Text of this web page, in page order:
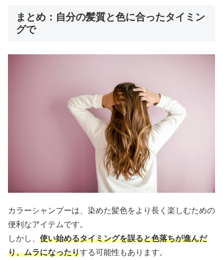
まとめ：自分の髪質と色に合ったタイミン
グで
カラーシャンプーは、染めた髪色をより長く楽しむための
便利なアイテムです。
しかし、 使い始めるタイミングを誤ると色落ちが進んだ
り、ムラになったりする可能性もあります。